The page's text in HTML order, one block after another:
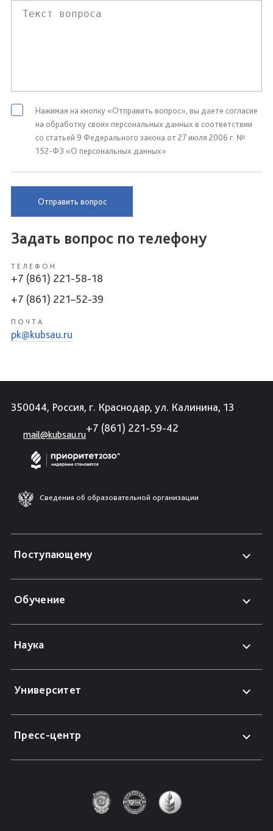
Нажимая на кнопку «Отправить вопрос», вы даете согласие
на обработку своих персональных данных в соответствии
со статьей 9 Федерального закона от 27 июля 2006 г. №
152-ФЗ «О персональных данных»
Отправить вопрос
Задать вопрос по телефону
ТЕЛЕФОН
+7 (861) 221-58-18
+7 (861) 221–52-39
ПОЧТА
pk@kubsau.ru
350044, Россия, г. Краснодар, ул. Калинина, 13
mail@kubsau.ru
+7 (861) 221-59-42
Сведения об образовательной организации
Поступающему
Обучение
Наука
Университет
Пресс-центр